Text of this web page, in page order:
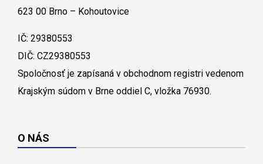
623 00 Brno – Kohoutovice
IČ: 29380553
DIČ: CZ29380553
Spoločnosť je zapísaná v obchodnom registri vedenom
Krajským súdom v Brne oddiel C, vložka 76930.
O NÁS